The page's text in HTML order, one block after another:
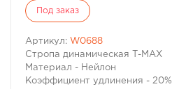
Под заказ
Артикул: W0688
Стропа динамическая Т-МАХ
Материал - Нейлон
Коэффициент удлинения - 20%